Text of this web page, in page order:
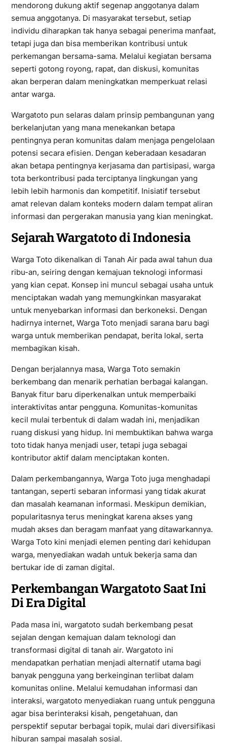
mendorong dukung aktif segenap anggotanya dalam
semua anggotanya. Di masyarakat tersebut, setiap
individu diharapkan tak hanya sebagai penerima manfaat,
tetapi juga dan bisa memberikan kontribusi untuk
perkemangan bersama-sama. Melalui kegiatan bersama
seperti gotong royong, rapat, dan diskusi, komunitas
akan berperan dalam meningkatkan memperkuat relasi
antar warga.
Wargatoto pun selaras dalam prinsip pembangunan yang
berkelanjutan yang mana menekankan betapa
pentingnya peran komunitas dalam menjaga pengelolaan
potensi secara efisien. Dengan keberadaan kesadaran
akan betapa pentingnya kerjasama dan partisipasi, warga
tota berkontribusi pada terciptanya lingkungan yang
lebih lebih harmonis dan kompetitif. Inisiatif tersebut
amat relevan dalam konteks modern dalam tempat aliran
informasi dan pergerakan manusia yang kian meningkat.
Sejarah Wargatoto di Indonesia
Warga Toto dikenalkan di Tanah Air pada awal tahun dua
ribu-an, seiring dengan kemajuan teknologi informasi
yang kian cepat. Konsep ini muncul sebagai usaha untuk
menciptakan wadah yang memungkinkan masyarakat
untuk menyebarkan informasi dan berkoneksi. Dengan
hadirnya internet, Warga Toto menjadi sarana baru bagi
warga untuk memberikan pendapat, berita lokal, serta
membagikan kisah.
Dengan berjalannya masa, Warga Toto semakin
berkembang dan menarik perhatian berbagai kalangan.
Banyak fitur baru diperkenalkan untuk memperbaiki
interaktivitas antar pengguna. Komunitas-komunitas
kecil mulai terbentuk di dalam wadah ini, menjadikan
ruang diskusi yang hidup. Ini membuktikan bahwa warga
toto tidak hanya menjadi user, tetapi juga sebagai
kontributor aktif dalam menciptakan konten.
Dalam perkembangannya, Warga Toto juga menghadapi
tantangan, seperti sebaran informasi yang tidak akurat
dan masalah keamanan informasi. Meskipun demikian,
popularitasnya terus meningkat karena akses yang
mudah akses dan beragam manfaat yang ditawarkannya.
Warga Toto kini menjadi elemen penting dari kehidupan
warga, menyediakan wadah untuk bekerja sama dan
bertukar ide di zaman digital.
Perkembangan Wargatoto Saat Ini
Di Era Digital
Pada masa ini, wargatoto sudah berkembang pesat
sejalan dengan kemajuan dalam teknologi dan
transformasi digital di tanah air. Wargatoto ini
mendapatkan perhatian menjadi alternatif utama bagi
banyak pengguna yang berkeinginan terlibat dalam
komunitas online. Melalui kemudahan informasi dan
interaksi, wargatoto menyediakan ruang untuk pengguna
agar bisa berinteraksi kisah, pengetahuan, dan
perspektif seputar berbagai topik, mulai dari diversifikasi
hiburan sampai masalah sosial.